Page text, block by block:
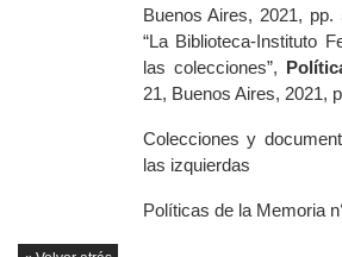
Buenos Aires, 2021,
“La Biblioteca-Instituto
las colecciones”,
21, Buenos Aires, 2021,
Colecciones y
las izquierdas
Políticas de la Memoria